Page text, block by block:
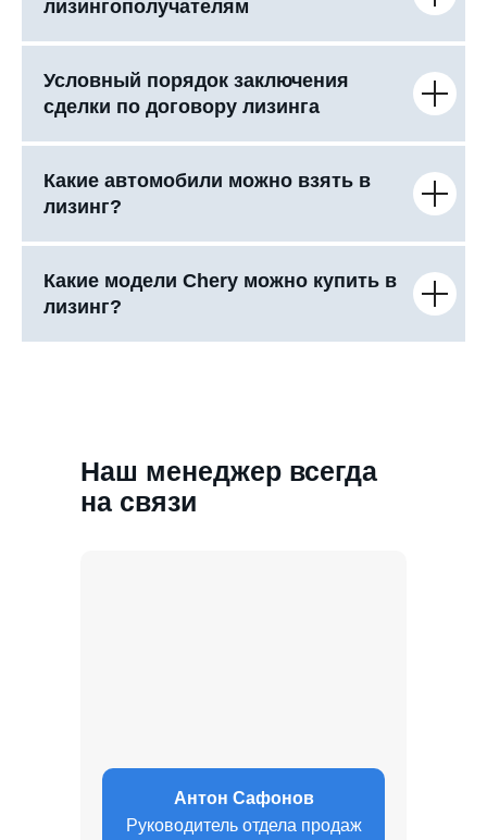
лизингополучателям
Условный порядок заключения
сделки по договору лизинга
Какие автомобили можно взять в
лизинг?
Какие модели Chery можно купить в
лизинг?
Наш менеджер всегда
на связи
Антон Сафонов
Руководитель отдела продаж